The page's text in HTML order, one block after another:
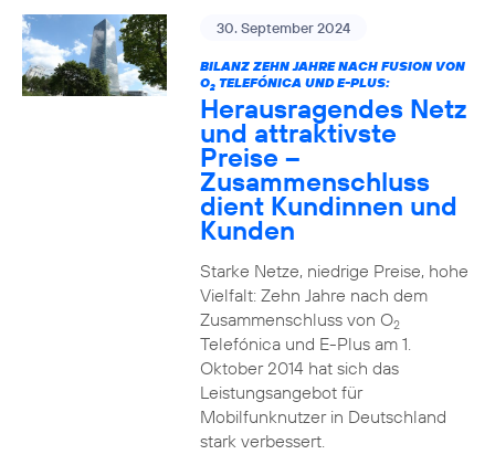
30. September 2024
BILANZ ZEHN JAHRE NACH FUSION VON
O2TELEFÓNICA UND E-PLUS:
Herausragendes Netz
und attraktivste
Preise –
Zusammenschluss
dient Kundinnen und
Kunden
Starke Netze, niedrige Preise, hohe
Vielfalt: Zehn Jahre nach dem
Zusammenschluss von O2
Telefónica und E-Plus am 1.
Oktober 2014 hat sich das
Leistungsangebot für
Mobilfunknutzer in Deutschland
stark verbessert.